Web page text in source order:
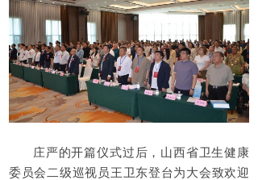
庄严的开篇仪式过后，山西省卫生健康
委员会二级巡视员王卫东登台为大会致欢迎